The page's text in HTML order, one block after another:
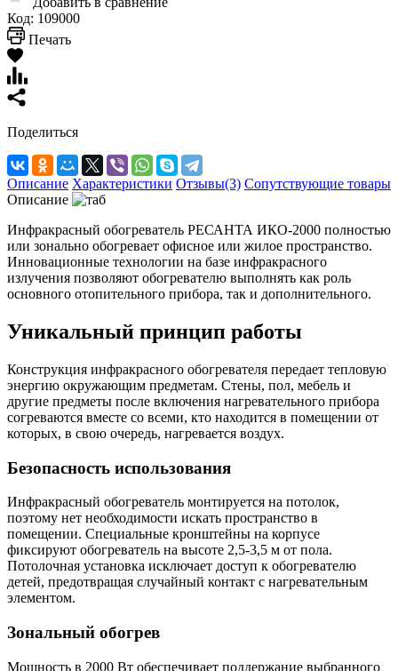
Код: 109000
Печать
Поделиться
Описание Характеристики Отзывы(3) Сопутствующие товары
Описание
Инфракрасный обогреватель РЕСАНТА ИКО-2000 полностью
или зонально обогревает офисное или жилое пространство.
Инновационные технологии на базе инфракрасного
излучения позволяют обогревателю выполнять как роль
основного отопительного прибора, так и дополнительного.
Уникальный принцип работы
Конструкция инфракрасного обогревателя передает тепловую
энергию окружающим предметам. Стены, пол, мебель и
другие предметы после включения нагревательного прибора
согреваются вместе со всеми, кто находится в помещении от
которых, в свою очередь, нагревается воздух.
Безопасность использования
Инфракрасный обогреватель монтируется на потолок,
поэтому нет необходимости искать пространство в
помещении. Специальные кронштейны на корпусе
фиксируют обогреватель на высоте 2,5-3,5 м от пола.
Потолочная установка исключает доступ к обогревателю
детей, предотвращая случайный контакт с нагревательным
элементом.
Зональный обогрев
Мощность в 2000 Вт обеспечивает поддержание выбранного